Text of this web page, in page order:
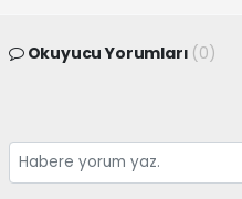
Okuyucu Yorumları (0)